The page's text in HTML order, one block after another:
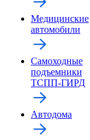
Медицинские
автомобили
Самоходные
подъемники
ТСПП-ГИРД
Автодома